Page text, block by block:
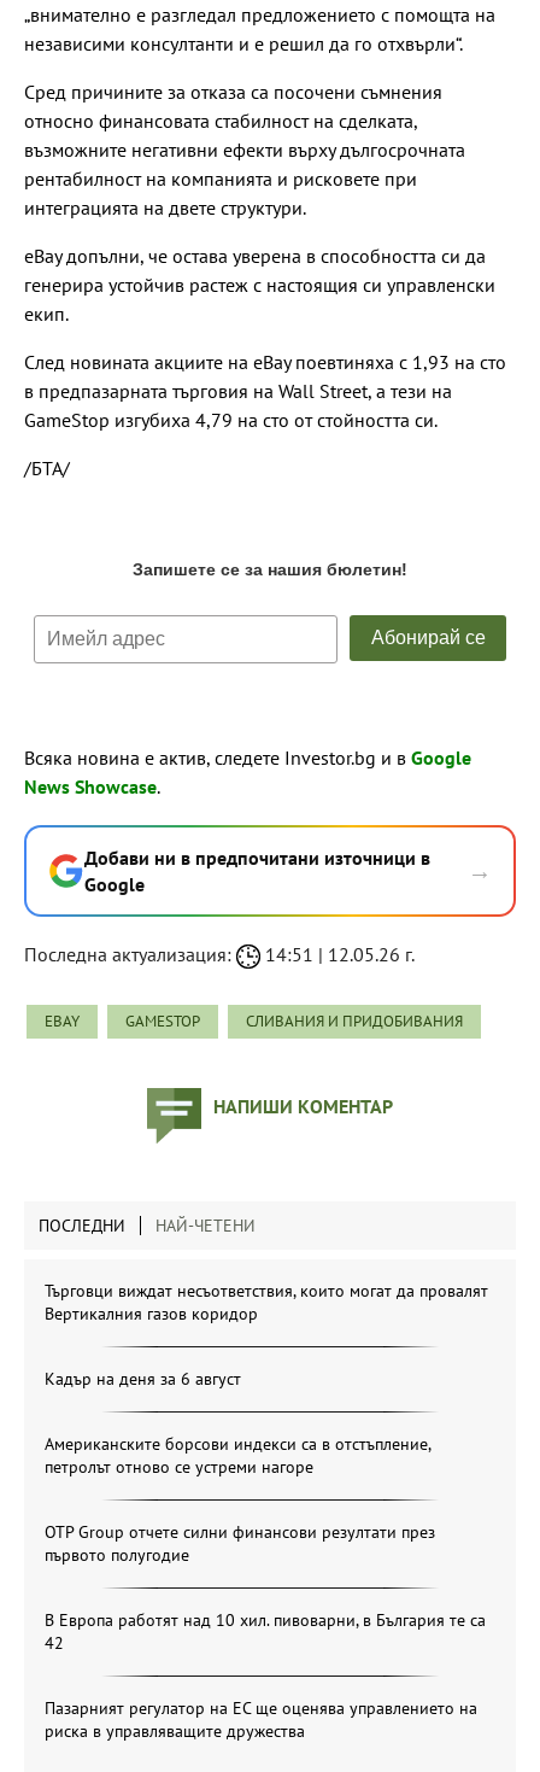
„внимателно е разгледал предложението с помощта на
независими консултанти и е решил да го отхвърли“.
Сред причините за отказа са посочени съмнения
относно финансовата стабилност на сделката,
възможните негативни ефекти върху дългосрочната
рентабилност на компанията и рисковете при
интеграцията на двете структури.
eBay допълни, че остава уверена в способността си да
генерира устойчив растеж с настоящия си управленски
екип.
След новината акциите на eBay поевтиняха с 1,93 на сто
в предпазарната търговия на Wall Street, а тези на
GameStop изгубиха 4,79 на сто от стойността си.
/БТА/
Всяка новина е актив, следете Investor.bg и в Google
News Showcase.
Добави ни в предпочитани източници в
Google
→
Последна актуализация: 14:51 | 12.05.26 г.
EBAY GAMESTOP СЛИВАНИЯ И ПРИДОБИВАНИЯ
НАПИШИ КОМЕНТАР
ПОСЛЕДНИ НАЙ-ЧЕТЕНИ
Търговци виждат несъответствия, които могат да провалят
Вертикалния газов коридор
Кадър на деня за 6 август
Американските борсови индекси са в отстъпление,
петролът отново се устреми нагоре
OTP Group отчете силни финансови резултати през
първото полугодие
В Европа работят над 10 хил. пивоварни, в България те са
42
Пазарният регулатор на ЕС ще оценява управлението на
риска в управляващите дружества